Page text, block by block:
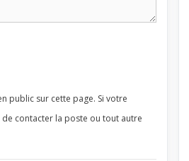
public sur cette page. Si votre
contacter la poste ou tout autre